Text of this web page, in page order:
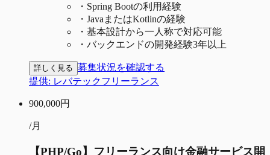
・ Spring Bootの利用経験
・ JavaまたはKotlinの経験
・ 基本設計から一人称で対応可能
・ バックエンドの開発経験3年以上
詳しく見る 募集状況を確認する
提供: レバテックフリーランス
900,000円
/月
【PHP/Go】フリーランス向け金融サービス開